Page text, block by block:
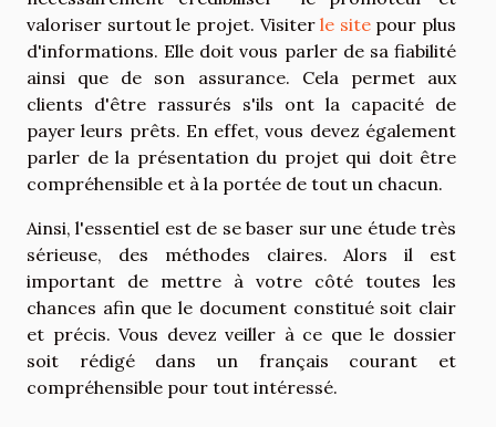
valoriser surtout le projet. Visiterle sitepour plus
d'informations. Elle doit vous parler de sa fiabilité
ainsi que de son assurance. Cela permet aux
clients d'être rassurés s'ils ont la capacité de
payer leurs prêts. En effet, vous devez également
parler de la présentation du projet qui doit être
compréhensible et à la portée de tout un chacun.
Ainsi, l'essentiel est de se baser sur une étude très
sérieuse, des méthodes claires. Alors il est
important de mettre à votre côté toutes les
chances afin que le document constitué soit clair
et précis. Vous devez veiller à ce que le dossier
soit rédigé dans un français courant et
compréhensible pour tout intéressé.